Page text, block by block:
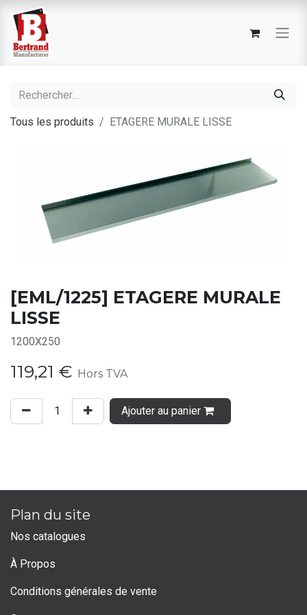
Tous les produits ETAGERE MURALE LISSE
[EML/1225] ETAGERE MURALE
LISSE
1200X250
119,21 € Hors TVA
Ajouter au panier
Plan du site
Nos catalogues
À Propos
Conditions générales de vente